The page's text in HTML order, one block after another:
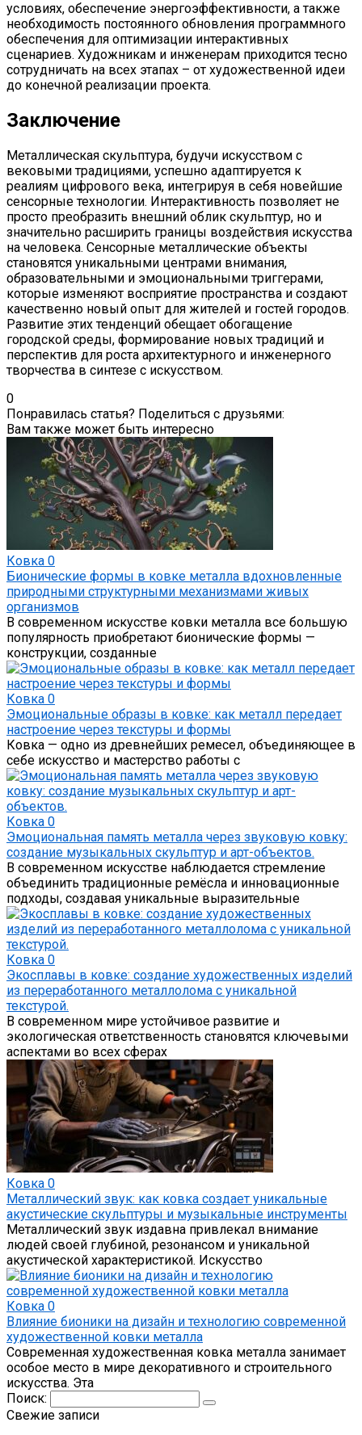
условиях, обеспечение энергоэффективности, а также
необходимость постоянного обновления программного
обеспечения для оптимизации интерактивных
сценариев. Художникам и инженерам приходится тесно
сотрудничать на всех этапах – от художественной идеи
до конечной реализации проекта.
Заключение
Металлическая скульптура, будучи искусством с
вековыми традициями, успешно адаптируется к
реалиям цифрового века, интегрируя в себя новейшие
сенсорные технологии. Интерактивность позволяет не
просто преобразить внешний облик скульптур, но и
значительно расширить границы воздействия искусства
на человека. Сенсорные металлические объекты
становятся уникальными центрами внимания,
образовательными и эмоциональными триггерами,
которые изменяют восприятие пространства и создают
качественно новый опыт для жителей и гостей городов.
Развитие этих тенденций обещает обогащение
городской среды, формирование новых традиций и
перспектив для роста архитектурного и инженерного
творчества в синтезе с искусством.
0
Понравилась статья? Поделиться с друзьями:
Вам также может быть интересно
Ковка 0
Бионические формы в ковке металла вдохновленные
природными структурными механизмами живых
организмов
В современном искусстве ковки металла все большую
популярность приобретают бионические формы —
конструкции, созданные
Ковка 0
Эмоциональные образы в ковке: как металл передает
настроение через текстуры и формы
Ковка — одно из древнейших ремесел, объединяющее в
себе искусство и мастерство работы с
Ковка 0
Эмоциональная память металла через звуковую ковку:
создание музыкальных скульптур и арт-объектов.
В современном искусстве наблюдается стремление
объединить традиционные ремёсла и инновационные
подходы, создавая уникальные выразительные
Ковка 0
Экосплавы в ковке: создание художественных изделий
из переработанного металлолома с уникальной
текстурой.
В современном мире устойчивое развитие и
экологическая ответственность становятся ключевыми
аспектами во всех сферах
Ковка 0
Металлический звук: как ковка создает уникальные
акустические скульптуры и музыкальные инструменты
Металлический звук издавна привлекал внимание
людей своей глубиной, резонансом и уникальной
акустической характеристикой. Искусство
Ковка 0
Влияние бионики на дизайн и технологию современной
художественной ковки металла
Современная художественная ковка металла занимает
особое место в мире декоративного и строительного
искусства. Эта
Поиск:
Свежие записи